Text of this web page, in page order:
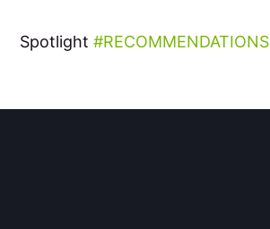
Spotlight RECOMMENDATIONS